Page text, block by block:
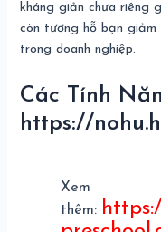
kháng giản chưa riêng
còn tương hỗ bạn giảm
trong doanh nghiệp.
Các Tính
https://
Xem
thêm: